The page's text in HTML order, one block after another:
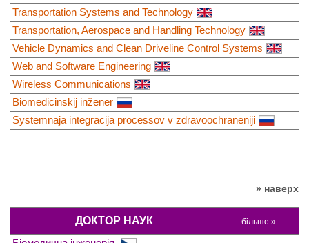
Transportation Systems and Technology
Transportation, Aerospace and Handling Technology
Vehicle Dynamics and Clean Driveline Control Systems
Web and Software Engineering
Wireless Communications
Biomedicinskij inžener
Systemnaja integracija processov v zdravoochraneniji
» наверх
ДОКТОР НАУК більше »